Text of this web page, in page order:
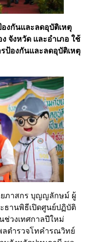
งกันและลดอุบัติเหตุ
จังหวัด และอำเภอ ใช้
ป้องกันและลดอุบัติเหตุ
ยภาสกร บุญญลักษม์ ผู้
ธานพิธีเปิดศูนย์ปฏิบัติ
ช่วงเทศกาลปีใหม่
ลตำรวจโทคำรณวิทย์